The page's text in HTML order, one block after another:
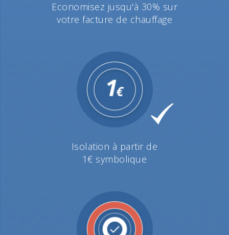
Economisez jusqu'à 30% sur
votre facture de chauffage
Isolation à partir de
1€ symbolique